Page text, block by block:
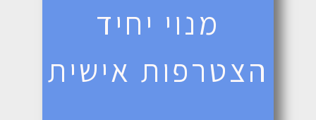
מנוי יחיד
הצטרפות אישית